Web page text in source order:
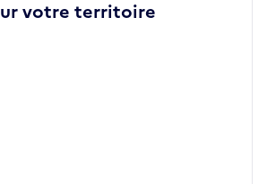
votre territoire